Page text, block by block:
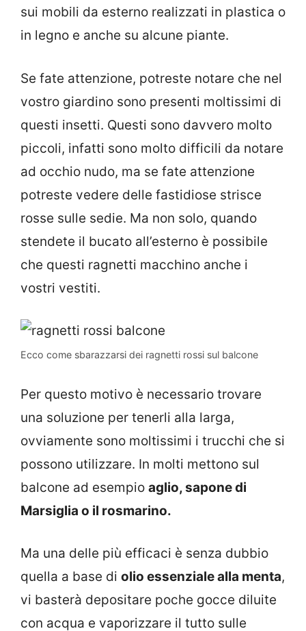
sui mobili da esterno realizzati in plastica o
in legno e anche su alcune piante.
Se fate attenzione, potreste notare che nel
vostro giardino sono presenti moltissimi di
questi insetti. Questi sono davvero molto
piccoli, infatti sono molto difficili da notare
ad occhio nudo, ma se fate attenzione
potreste vedere delle fastidiose strisce
rosse sulle sedie. Ma non solo, quando
stendete il bucato all’esterno è possibile
che questi ragnetti macchino anche i
vostri vestiti.
Ecco come sbarazzarsi dei ragnetti rossi sul balcone
Per questo motivo è necessario trovare
una soluzione per tenerli alla larga,
ovviamente sono moltissimi i trucchi che si
possono utilizzare. In molti mettono sul
balcone ad esempio aglio, sapone di
Marsiglia o il rosmarino.
Ma una delle più efficaci è senza dubbio
quella a base di olio essenziale alla menta,
vi basterà depositare poche gocce diluite
con acqua e vaporizzare il tutto sulle